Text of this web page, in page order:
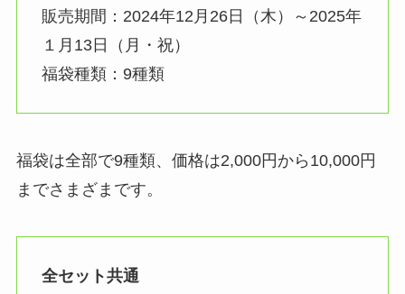
販売期間：2024年12月26日（木）～2025年
１月13日（月・祝）
福袋種類：9種類
福袋は全部で9種類、価格は2,000円から10,000円
までさまざまです。
全セット共通